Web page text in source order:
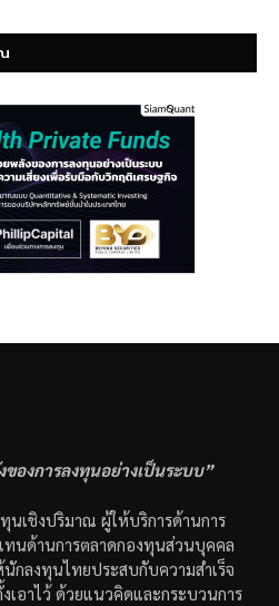
องการลงทุนอย่างเป็นระบบ”
นเชิงปริมาณ ผู้ให้บริการด้านการ
นด้านการตลาดกองทุนส่วนบุคคล
กลงทุนไทยประสบกับความสำเร็จ
เอาไว้ ด้วยแนวคิดและกระบวนการ